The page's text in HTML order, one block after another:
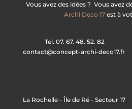
Vous avez des idées ? Vous avez
Archi Deco 17 est à
Tel. 07. 67. 48. 52. 82
contact@concept-archi-deco17.fr
La Rochelle - Île de Ré - Secteur 17